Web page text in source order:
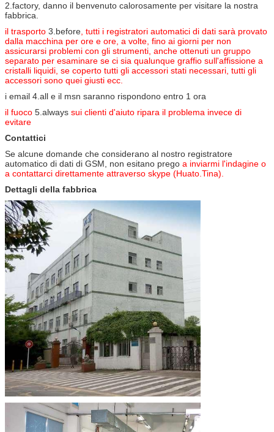
2.factory, danno il benvenuto calorosamente per visitare la nostra
fabbrica.
il trasporto 3.before , tutti i registratori automatici di dati sarà provato
dalla macchina per ore e ore, a volte, fino ai giorni per non
assicurarsi problemi con gli strumenti, anche ottenuti un gruppo
separato per esaminare se ci sia qualunque graffio sull'affissione a
cristalli liquidi, se coperto tutti gli accessori stati necessari, tutti gli
accessori sono quei giusti ecc.
i email 4.all e il msn saranno rispondono entro 1 ora
il fuoco 5.always sui clienti d'aiuto ripara il problema invece di
evitare
Contattici
Se alcune domande che considerano al nostro registratore
automatico di dati di GSM, non esitano prego a inviarmi l'indagine o
a contattarci direttamente attraverso skype (Huato.Tina).
Dettagli della fabbrica